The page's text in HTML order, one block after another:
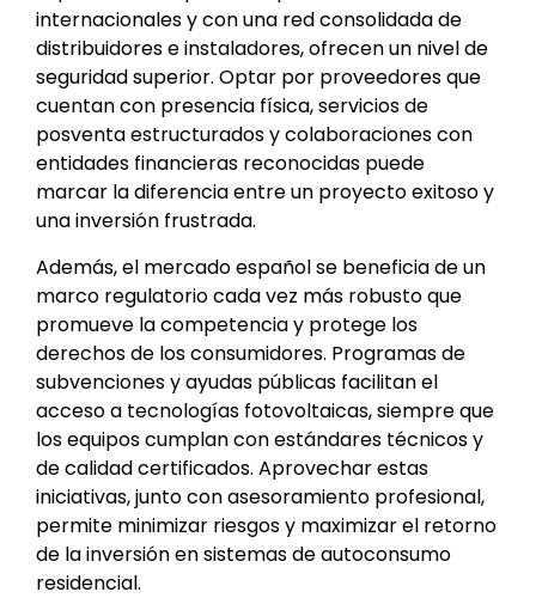
internacionales y con una red consolidada de
distribuidores e instaladores, ofrecen un nivel de
seguridad superior. Optar por proveedores que
cuentan con presencia física, servicios de
posventa estructurados y colaboraciones con
entidades financieras reconocidas puede
marcar la diferencia entre un proyecto exitoso y
una inversión frustrada.
Además, el mercado español se beneficia de un
marco regulatorio cada vez más robusto que
promueve la competencia y protege los
derechos de los consumidores. Programas de
subvenciones y ayudas públicas facilitan el
acceso a tecnologías fotovoltaicas, siempre que
los equipos cumplan con estándares técnicos y
de calidad certificados. Aprovechar estas
iniciativas, junto con asesoramiento profesional,
permite minimizar riesgos y maximizar el retorno
de la inversión en sistemas de autoconsumo
residencial.